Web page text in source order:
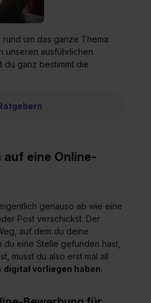
um das ganze Thema
unseren ausführlichen
ganz bestimmt die
eine Online-
genauso ab wie eine
Post verschickst. Der
auf dem du deine
du eine Stelle gefunden hast,
musst du also erst mal all
digital vorliegen haben.